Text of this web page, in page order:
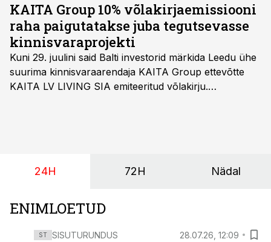
KAITA Group 10% võlakirjaemissiooni
raha paigutatakse juba tegutsevasse
kinnisvaraprojekti
Kuni 29. juulini said Balti investorid märkida Leedu ühe
suurima kinnisvaraarendaja KAITA Group ettevõtte
KAITA LV LIVING SIA emiteeritud võlakirju.
24H 72H Nädal
ENIMLOETUD
ST SISUTURUNDUS 28.07.26, 12:09